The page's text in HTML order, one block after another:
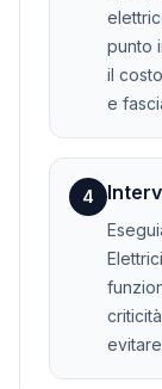
punto
il
e
4